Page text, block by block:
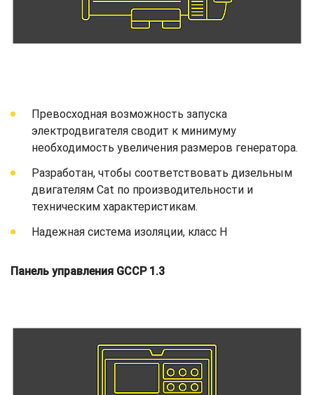
Превосходная возможность запуска
электродвигателя сводит к минимуму
необходимость увеличения размеров генератора.
Разработан, чтобы соответствовать дизельным
двигателям Cat по производительности и
техническим характеристикам.
Надежная система изоляции, класс H
Панель управления GCCP 1.3